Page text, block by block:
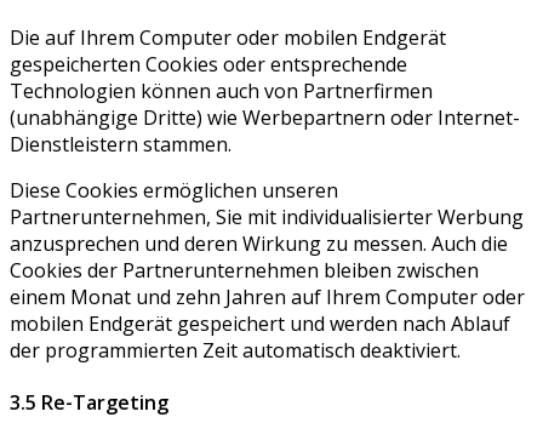
Die auf Ihrem Computer oder mobilen Endgerät
gespeicherten Cookies oder entsprechende
Technologien können auch von Partnerfirmen
(unabhängige Dritte) wie Werbepartnern oder Internet-
Dienstleistern stammen.
Diese Cookies ermöglichen unseren
Partnerunternehmen, Sie mit individualisierter Werbung
anzusprechen und deren Wirkung zu messen. Auch die
Cookies der Partnerunternehmen bleiben zwischen
einem Monat und zehn Jahren auf Ihrem Computer oder
mobilen Endgerät gespeichert und werden nach Ablauf
der programmierten Zeit automatisch deaktiviert.
3.5 Re-Targeting